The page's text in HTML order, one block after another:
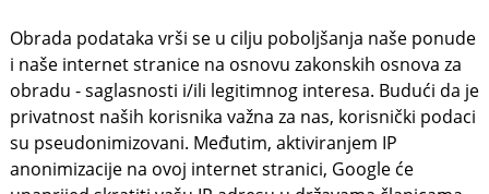
Obrada podataka vrši se u cilju poboljšanja naše ponude
i naše internet stranice na osnovu zakonskih osnova za
obradu - saglasnosti i/ili legitimnog interesa. Budući da je
privatnost naših korisnika važna za nas, korisnički podaci
su pseudonimizovani. Međutim, aktiviranjem IP
anonimizacije na ovoj internet stranici, Google će